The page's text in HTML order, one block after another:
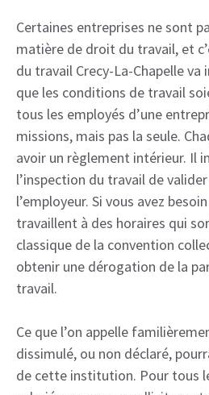
Certaines entreprises ne sont
matière de droit du travail, et
du travail Crecy-La-Chapelle va
que les conditions de travail
tous les employés d’une
missions, mais pas la seule.
avoir un règlement intérieur. Il
l’inspection du travail de
l’employeur. Si vous avez
travaillent à des horaires qui
classique de la convention
obtenir une dérogation de la
travail.
Ce que l’on appelle
dissimulé, ou non déclaré,
de cette institution. Pour tous